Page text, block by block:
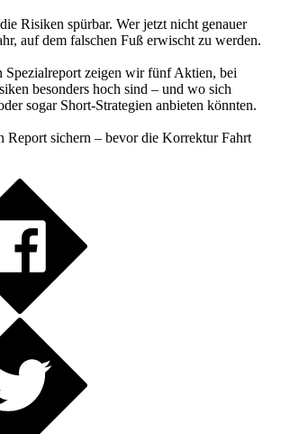
Risiken spürbar. Wer jetzt nicht genauer
auf dem falschen Fuß erwischt zu werden.
Spezialreport zeigen wir fünf Aktien, bei
besonders hoch sind – und wo sich
sogar Short-Strategien anbieten könnten.
Report sichern – bevor die Korrektur Fahrt